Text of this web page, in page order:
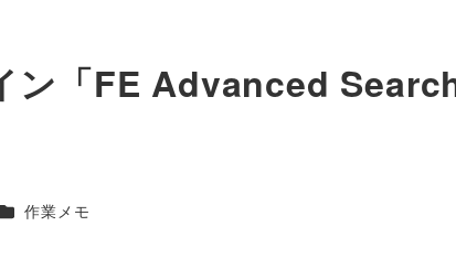
ン「FE Advanced
テゴリー
作業メモ